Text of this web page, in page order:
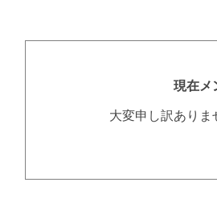
現在メ
大変申し訳あり